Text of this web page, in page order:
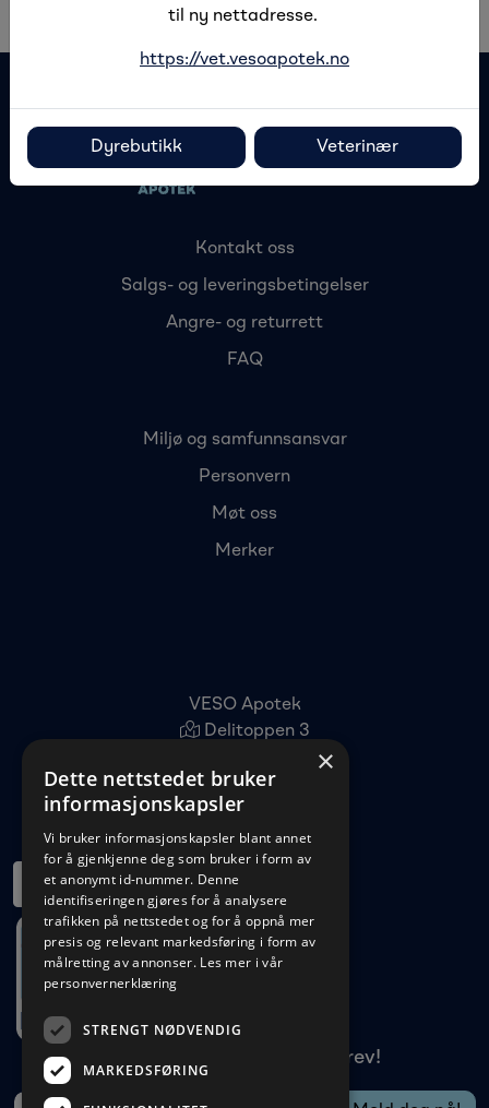
Meld deg på vårt nyhetsbrev!
Kontakt oss
Salgs- og leveringsbetingelser
Angre- og returrett
FAQ
Miljø og samfunnsansvar
Personvern
Møt oss
Merker
VESO Apotek
Delitoppen 3
22 96 11 00
kundeservice@veso.no
til ny nettadresse.
https://vet.vesoapotek.no
Dyrebutikk Veterinær
×
Dette nettstedet bruker
informasjonskapsler
Vi bruker informasjonskapsler blant annet
for å gjenkjenne deg som bruker i form av
et anonymt id-nummer. Denne
identifiseringen gjøres for å analysere
trafikken på nettstedet og for å oppnå mer
presis og relevant markedsføring i form av
målretting av annonser. Les mer i vår
personvernerklæring
STRENGT NØDVENDIG
MARKEDSFØRING